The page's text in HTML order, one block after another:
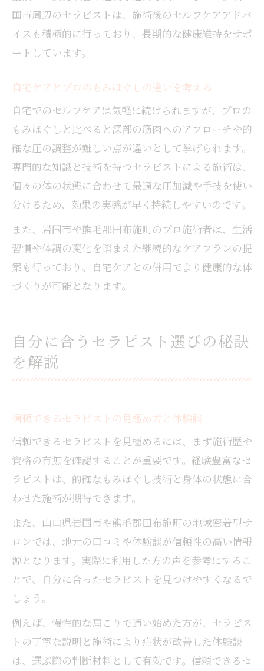
国市周辺のセラピストは、施術後のセルフケアアドバ
イスも積極的に行っており、長期的な健康維持をサポ
ートしています。
自宅ケアとプロのもみほぐしの違いを考える
自宅でのセルフケアは気軽に続けられますが、プロの
もみほぐしと比べると深部の筋肉へのアプローチや的
確な圧の調整が難しい点が違いとして挙げられます。
専門的な知識と技術を持つセラピストによる施術は、
個々の体の状態に合わせて最適な圧加減や手技を使い
分けるため、効果の実感が早く持続しやすいのです。
また、岩国市や熊毛郡田布施町のプロ施術者は、生活
習慣や体調の変化を踏まえた継続的なケアプランの提
案も行っており、自宅ケアとの併用でより健康的な体
づくりが可能となります。
自分に合うセラピスト選びの秘訣
を解説
信頼できるセラピストの見極め方と体験談
信頼できるセラピストを見極めるには、まず施術歴や
資格の有無を確認することが重要です。経験豊富なセ
ラピストは、的確なもみほぐし技術と身体の状態に合
わせた施術が期待できます。
また、山口県岩国市や熊毛郡田布施町の地域密着型サ
ロンでは、地元の口コミや体験談が信頼性の高い情報
源となります。実際に利用した方の声を参考にするこ
とで、自分に合ったセラピストを見つけやすくなるで
しょう。
例えば、慢性的な肩こりで通い始めた方が、セラピス
トの丁寧な説明と施術により症状が改善した体験談
は、選ぶ際の判断材料として有効です。信頼できるセ